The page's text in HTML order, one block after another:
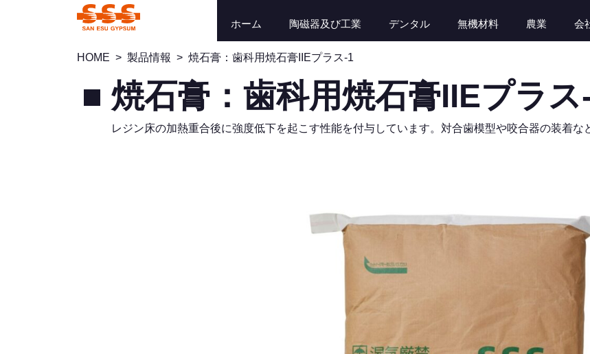
ホーム 陶磁器及び工業 デンタル 無機材料 農業 会
HOME > 製品情報 > 焼石膏：歯科用焼石膏IIEプラス-1
焼石膏：歯科用焼石膏IIEプラス
レジン床の加熱重合後に強度低下を起こす性能を付与しています。対合歯模型や咬合器の装着な